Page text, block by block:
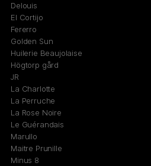
Delouis
El Cortijo
Fererro
Golden Sun
Huilerie Beaujolaise
Högtorp gård
JR
La Charlotte
La Perruche
La Rose Noire
Le Guérandais
Marullo
Maitre Prunille
Minus 8